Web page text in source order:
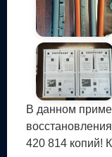
В данном
420 814 копий!